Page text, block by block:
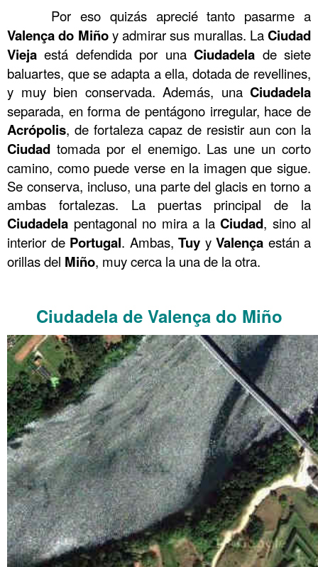
Por eso quizás aprecié tanto pasarme a
Valençado Miñoy admirar sus murallas. LaCiudad
Vieja está defendida por unaCiudadela de siete
baluartes, que se adapta a ella, dotada de revellines,
y muy bien conservada. Además, una Ciudadela
separada, en forma de pentágono irregular, hace de
Acrópolis, de fortaleza capaz de resistir aun con la
Ciudad tomada por el enemigo. Las une un corto
camino, como puede verse en la imagen que sigue.
Se conserva, incluso, una parte del glacis en torno a
ambas fortalezas. La puertas principal de la
Ciudadela pentagonal no mira a la Ciudad, sino al
interior de Portugal. Ambas, Tuy y Valença están a
orillas del Miño, muy cerca la una de la otra.
Ciudadela de Valença do Miño